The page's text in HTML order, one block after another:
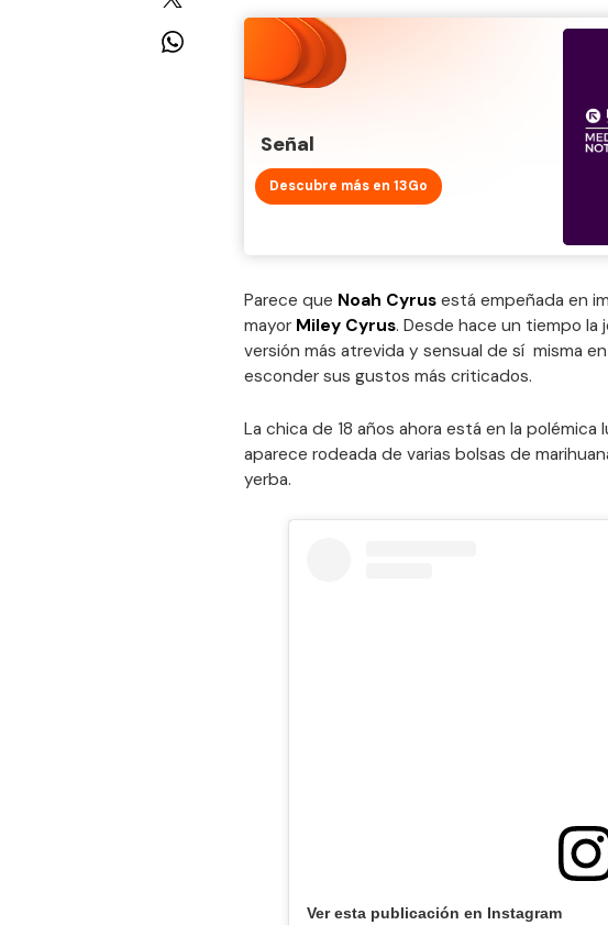
Señal
Descubre más en 13Go
Parece que Noah Cyrus está empeñada en
mayor Miley Cyrus. Desde hace un tiempo la
versión más atrevida y sensual de sí misma
esconder sus gustos más criticados.
La chica de 18 años ahora está en la
aparece rodeada de varias bolsas de
yerba.
Ver esta publicación en Instagram